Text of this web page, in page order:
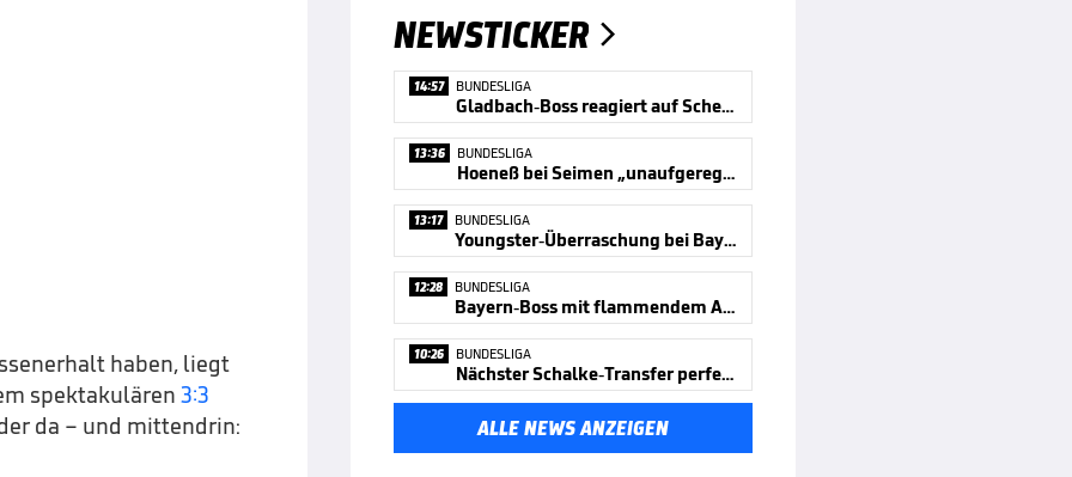
haben, liegt
spektakulären 3:3
da – und mittendrin:
NEWSTICKER 
14:57 BUNDESLIGA
Gladbach-Boss reagiert auf Schelte
13:36 BUNDESLIGA
Hoeneß bei Seimen „unaufgeregt“
13:17 BUNDESLIGA
Youngster-Überraschung bei Bayern
12:28 BUNDESLIGA
Bayern-Boss mit flammendem Appell
10:26 BUNDESLIGA
Nächster Schalke-Transfer perfekt
ALLE NEWS ANZEIGEN